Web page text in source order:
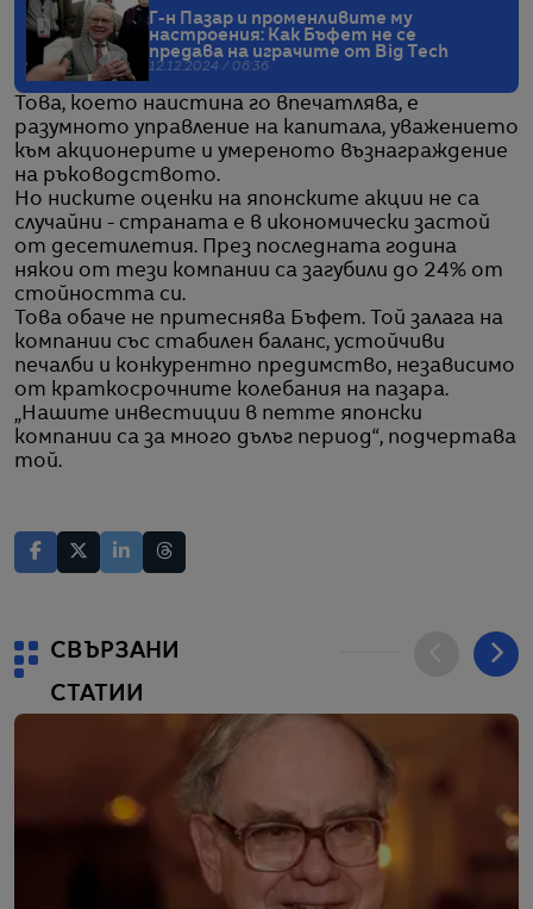
Г-н Пазар и променливите му
настроения: Как Бъфет не се
предава на играчите от Big Tech
12.12.2024 / 06:36
Това, което наистина го впечатлява, е
разумното управление на капитала, уважението
към акционерите и умереното възнаграждение
на ръководството.
Но ниските оценки на японските акции не са
случайни - страната е в икономически застой
от десетилетия. През последната година
някои от тези компании са загубили до 24% от
стойността си.
Това обаче не притеснява Бъфет. Той залага на
компании със стабилен баланс, устойчиви
печалби и конкурентно предимство, независимо
от краткосрочните колебания на пазара.
„Нашите инвестиции в петте японски
компании са за много дълъг период“, подчертава
той.
СВЪРЗАНИ
СТАТИИ